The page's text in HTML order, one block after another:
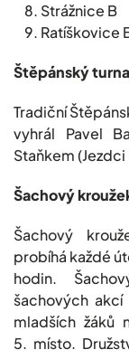
Štěpánský
Tradiční
vyhrál Pavel
Staňkem
Šachový
Šachový
probíhá každé
hodin.
šachových
mladších žáků
5. místo.